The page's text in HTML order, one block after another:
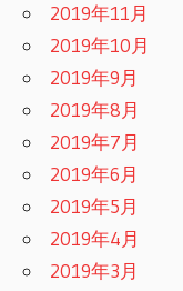
2019年11月
2019年10月
2019年9月
2019年8月
2019年7月
2019年6月
2019年5月
2019年4月
2019年3月